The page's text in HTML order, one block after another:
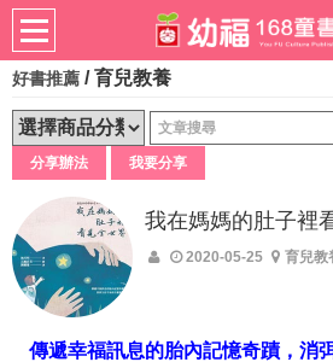
好書推薦 /育兒教養
分享辦法 我要分享
我在媽媽的肚子裡
2020-05-25 育兒教
傳遞幸福訊息的胎內記憶奇蹟，消